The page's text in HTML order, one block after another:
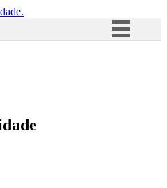
Acesso à informação